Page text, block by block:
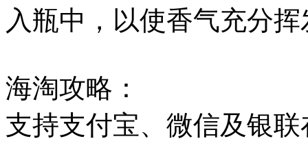
入瓶中，以使香气充分挥
海淘攻略：
支持支付宝、微信及银